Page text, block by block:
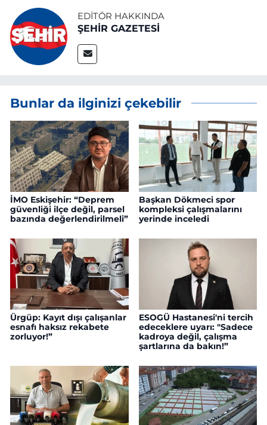
EDITÖR HAKKINDA
ŞEHİR GAZETESİ
Bunlar da ilginizi çekebilir
İMO Eskişehir: “Deprem
güvenliği ilçe değil, parsel
bazında değerlendirilmeli”
Başkan Dökmeci spor
kompleksi çalışmalarını
yerinde inceledi
Ürgüp: Kayıt dışı çalışanlar
esnafı haksız rekabete
zorluyor!”
ESOGÜ Hastanesi'ni tercih
edeceklere uyarı: "Sadece
kadroya değil, çalışma
şartlarına da bakın!”